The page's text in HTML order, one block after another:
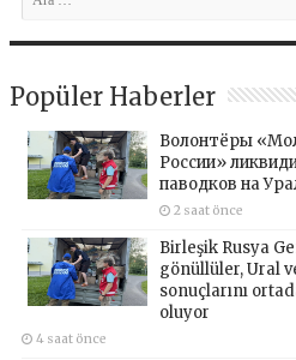
Popüler Haberler
Волонтёры
России»
паводков на
2 saat önce
Birleşik Rusya
gönüllüler, Ural
sonuçlarını
oluyor
4 saat önce